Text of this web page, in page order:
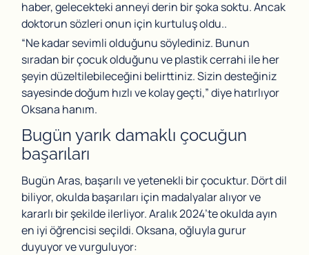
haber, gelecekteki anneyi derin bir şoka soktu. Ancak
doktorun sözleri onun için kurtuluş oldu..
“Ne kadar sevimli olduğunu söylediniz. Bunun
sıradan bir çocuk olduğunu ve plastik cerrahi ile her
şeyin düzeltilebileceğini belirttiniz. Sizin desteğiniz
sayesinde doğum hızlı ve kolay geçti,” diye hatırlıyor
Oksana hanım.
Bugün yarık damaklı çocuğun
başarıları
Bugün Aras, başarılı ve yetenekli bir çocuktur. Dört dil
biliyor, okulda başarıları için madalyalar alıyor ve
kararlı bir şekilde ilerliyor. Aralık 2024’te okulda ayın
en iyi öğrencisi seçildi. Oksana, oğluyla gurur
duyuyor ve vurguluyor: